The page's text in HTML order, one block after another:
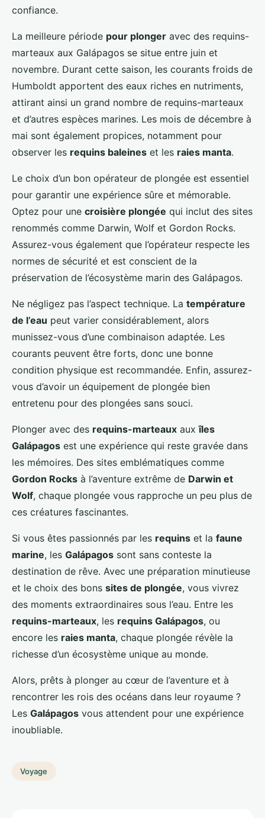
confiance.
La meilleure période pour plonger avec des requins-
marteaux aux Galápagos se situe entre juin et
novembre. Durant cette saison, les courants froids de
Humboldt apportent des eaux riches en nutriments,
attirant ainsi un grand nombre de requins-marteaux
et d’autres espèces marines. Les mois de décembre à
mai sont également propices, notamment pour
observer les requins baleines et les raies manta.
Le choix d’un bon opérateur de plongée est essentiel
pour garantir une expérience sûre et mémorable.
Optez pour une croisière plongée qui inclut des sites
renommés comme Darwin, Wolf et Gordon Rocks.
Assurez-vous également que l’opérateur respecte les
normes de sécurité et est conscient de la
préservation de l’écosystème marin des Galápagos.
Ne négligez pas l’aspect technique. La température
de l’eau peut varier considérablement, alors
munissez-vous d’une combinaison adaptée. Les
courants peuvent être forts, donc une bonne
condition physique est recommandée. Enfin, assurez-
vous d’avoir un équipement de plongée bien
entretenu pour des plongées sans souci.
Plonger avec des requins-marteaux auxîles
Galápagos est une expérience qui reste gravée dans
les mémoires. Des sites emblématiques comme
Gordon Rocks à l’aventure extrême de Darwin et
Wolf, chaque plongée vous rapproche un peu plus de
ces créatures fascinantes.
Si vous êtes passionnés par les requins et la faune
marine, les Galápagos sont sans conteste la
destination de rêve. Avec une préparation minutieuse
et le choix des bons sites de plongée, vous vivrez
des moments extraordinaires sous l’eau. Entre les
requins-marteaux, les requins Galápagos, ou
encore les raies manta, chaque plongée révèle la
richesse d’un écosystème unique au monde.
Alors, prêts à plonger au cœur de l’aventure et à
rencontrer les rois des océans dans leur royaume ?
Les Galápagos vous attendent pour une expérience
inoubliable.
Voyage